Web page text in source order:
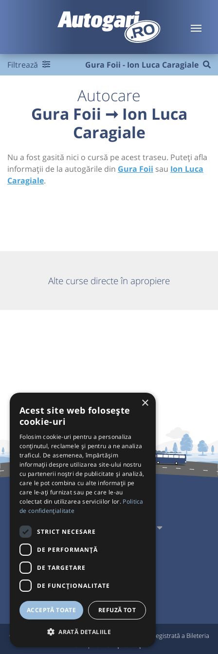
Filtrează Gura Foii - Ion Luca Caragiale
Autocare
Gura Foii ➞ Ion Luca
Caragiale
Nu a fost gasită nici o cursă pe acest traseu. Puteți afla
informații de la autogările din Gura Foii sau Ion Luca
Caragiale.
Alte curse directe în apropiere
Pentru Călători
Pentru Transportatori
Interacționăm
Acceptăm plăți cu
© Bileteria 2004-2026 | Autogari.RO®
este marcă înregistrată a Bileteria
×
Acest site web folosește
cookie-uri
Folosim cookie-uri pentru a personaliza
conținutul, reclamele și pentru a ne analiza
traficul. De asemenea, împărtășim
informații despre utilizarea site-ului nostru
cu partenerii noștri de publicitate și analiză,
care le pot combina cu alte informații pe
care le-ați furnizat sau pe care le-au
colectat din utilizarea serviciilor lor. Politica
de confidențialitate
STRICT NECESARE
DE PERFORMANȚĂ
DE TARGETARE
DE FUNCŢIONALITATE
ACCEPTĂ TOATE REFUZĂ TOT
ARATĂ DETALIILE